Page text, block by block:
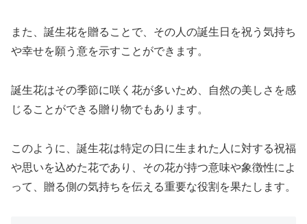
また、誕生花を贈ることで、その人の誕生日を祝う気持ち
や幸せを願う意を示すことができます。
誕生花はその季節に咲く花が多いため、自然の美しさを感
じることができる贈り物でもあります。
このように、誕生花は特定の日に生まれた人に対する祝福
や思いを込めた花であり、その花が持つ意味や象徴性によ
って、贈る側の気持ちを伝える重要な役割を果たします。